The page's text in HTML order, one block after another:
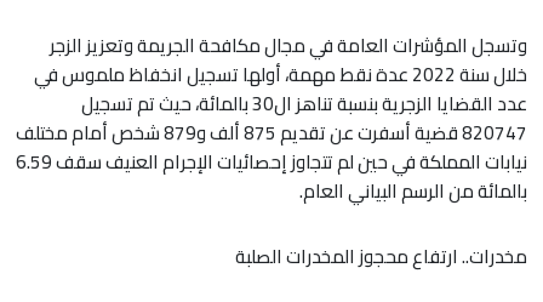
وتسجل المؤشرات العامة في مجال مكافحة الجريمة وتعزيز الزجر
خلال سنة 2022 عدة نقط مهمة، أولها تسجيل انخفاظ ملموس في
عدد القضايا الزجرية بنسبة تناهز ال30 بالمائة، حيث تم تسجيل
820747 قضية أسفرت عن تقديم 875 ألف و879 شخص أمام مختلف
نيابات المملكة في حين لم تتجاوز إحصائيات الإجرام العنيف سقف 6.59
بالمائة من الرسم البياني العام.
مخدرات.. ارتفاع محجوز المخدرات الصلبة